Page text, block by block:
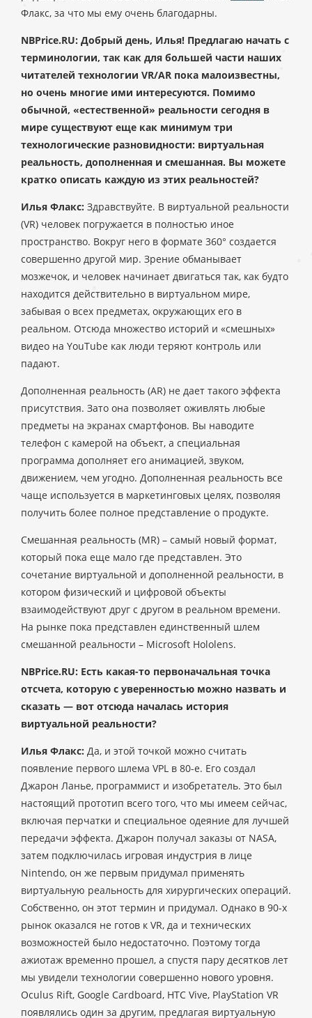
Флакс, за что мы ему очень благодарны.
NBPrice.RU: Добрый день, Илья! Предлагаю начать с
терминологии, так как для большей части наших
читателей технологии VR/AR пока малоизвестны,
но очень многие ими интересуются. Помимо
обычной, «естественной» реальности сегодня в
мире существуют еще как минимум три
технологические разновидности: виртуальная
реальность, дополненная и смешанная. Вы можете
кратко описать каждую из этих реальностей?
Илья Флакс: Здравствуйте. В виртуальной реальности
(VR) человек погружается в полностью иное
пространство. Вокруг него в формате 360° создается
совершенно другой мир. Зрение обманывает
мозжечок, и человек начинает двигаться так, как будто
находится действительно в виртуальном мире,
забывая о всех предметах, окружающих его в
реальном. Отсюда множество историй и «смешных»
видео на YouTube как люди теряют контроль или
падают.
Дополненная реальность (AR) не дает такого эффекта
присутствия. Зато она позволяет оживлять любые
предметы на экранах смартфонов. Вы наводите
телефон с камерой на объект, а специальная
программа дополняет его анимацией, звуком,
движением, чем угодно. Дополненная реальность все
чаще используется в маркетинговых целях, позволяя
получить более полное представление о продукте.
Смешанная реальность (MR) – самый новый формат,
который пока еще мало где представлен. Это
сочетание виртуальной и дополненной реальности, в
котором физический и цифровой объекты
взаимодействуют друг с другом в реальном времени.
На рынке пока представлен единственный шлем
смешанной реальности – Microsoft Hololens.
NBPrice.RU: Есть какая-то первоначальная точка
отсчета, которую с уверенностью можно назвать и
сказать — вот отсюда началась история
виртуальной реальности?
Илья Флакс: Да, и этой точкой можно считать
появление первого шлема VPL в 80-е. Его создал
Джарон Ланье, программист и изобретатель. Это был
настоящий прототип всего того, что мы имеем сейчас,
включая перчатки и специальное одеяние для лучшей
передачи эффекта. Джарон получал заказы от NASA,
затем подключилась игровая индустрия в лице
Nintendo, он же первым придумал применять
виртуальную реальность для хирургических операций.
Собственно, он этот термин и придумал. Однако в 90-х
рынок оказался не готов к VR, да и технических
возможностей было недостаточно. Поэтому тогда
ажиотаж временно прошел, а спустя пару десятков лет
мы увидели технологии совершенно нового уровня.
Oculus Rift, Google Cardboard, HTC Vive, PlayStation VR
появлялись один за другим, предлагая виртуальную